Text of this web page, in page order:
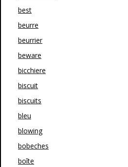
best
beurre
beurrier
beware
bicchiere
biscuit
biscuits
bleu
blowing
bobeches
boîte